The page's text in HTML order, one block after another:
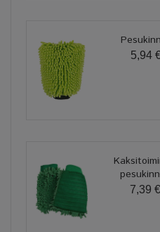
5,94
7,39 €